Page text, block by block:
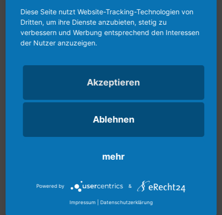
Diese Seite nutzt Website-Tracking-Technologien von
Dritten, um ihre Dienste anzubieten, stetig zu
verbessern und Werbung entsprechend den Interessen
der Nutzer anzuzeigen.
Akzeptieren
Ablehnen
mehr
Powered by &
Impressum Datenschutzerklärung